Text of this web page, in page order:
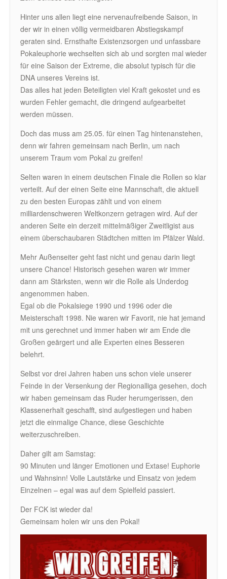
Hinter uns allen liegt eine nervenaufreibende Saison, in
der wir in einen völlig vermeidbaren Abstiegskampf
geraten sind. Ernsthafte Existenzsorgen und unfassbare
Pokaleuphorie wechselten sich ab und sorgten mal wieder
für eine Saison der Extreme, die absolut typisch für die
DNA unseres Vereins ist.
Das alles hat jeden Beteiligten viel Kraft gekostet und es
wurden Fehler gemacht, die dringend aufgearbeitet
werden müssen.
Doch das muss am 25.05. für einen Tag hintenanstehen,
denn wir fahren gemeinsam nach Berlin, um nach
unserem Traum vom Pokal zu greifen!
Selten waren in einem deutschen Finale die Rollen so klar
verteilt. Auf der einen Seite eine Mannschaft, die aktuell
zu den besten Europas zählt und von einem
milliardenschweren Weltkonzern getragen wird. Auf der
anderen Seite ein derzeit mittelmäßiger Zweitligist aus
einem überschaubaren Städtchen mitten im Pfälzer Wald.
Mehr Außenseiter geht fast nicht und genau darin liegt
unsere Chance! Historisch gesehen waren wir immer
dann am Stärksten, wenn wir die Rolle als Underdog
angenommen haben.
Egal ob die Pokalsiege 1990 und 1996 oder die
Meisterschaft 1998. Nie waren wir Favorit, nie hat jemand
mit uns gerechnet und immer haben wir am Ende die
Großen geärgert und alle Experten eines Besseren
belehrt.
Selbst vor drei Jahren haben uns schon viele unserer
Feinde in der Versenkung der Regionalliga gesehen, doch
wir haben gemeinsam das Ruder herumgerissen, den
Klassenerhalt geschafft, sind aufgestiegen und haben
jetzt die einmalige Chance, diese Geschichte
weiterzuschreiben.
Daher gilt am Samstag:
90 Minuten und länger Emotionen und Extase! Euphorie
und Wahnsinn! Volle Lautstärke und Einsatz von jedem
Einzelnen – egal was auf dem Spielfeld passiert.
Der FCK ist wieder da!
Gemeinsam holen wir uns den Pokal!